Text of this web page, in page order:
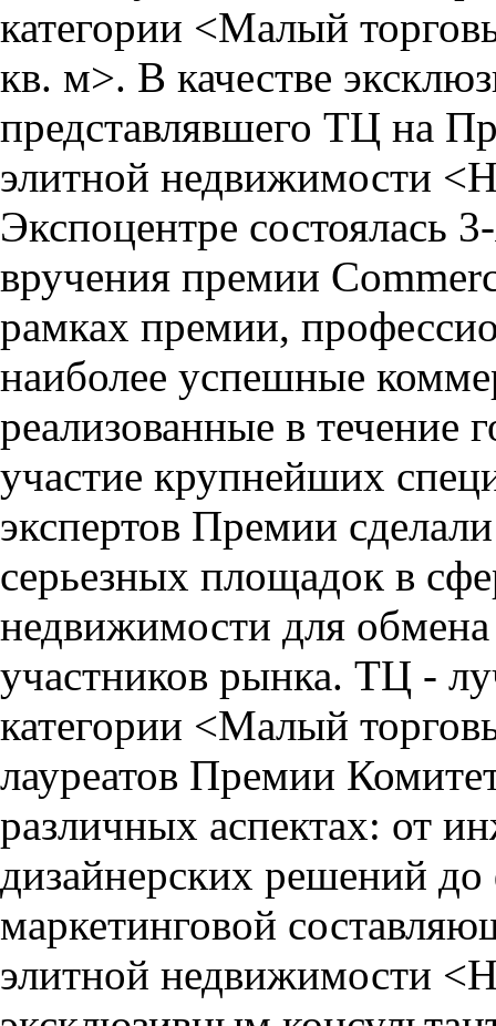
категории <Малый
кв. м>. В качестве
представлявшего ТЦ на
элитной недвижимости
Экспоцентре состоялась
вручения премии
рамках премии,
наиболее успешные
реализованные в течение
участие крупнейших
экспертов Премии
серьезных площадок в
недвижимости для
участников рынка. ТЦ -
категории <Малый
лауреатов Премии
различных аспектах: от
дизайнерских решений до
маркетинговой
элитной недвижимости